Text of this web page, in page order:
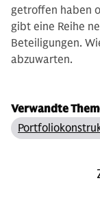
getroffen haben
gibt eine Reihe
Beteiligungen.
abzuwarten.
Verwandte